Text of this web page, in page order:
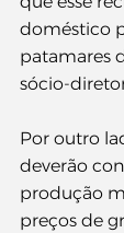
doméstico
patamares
sócio-
Por outro
deverão
produção
preços de